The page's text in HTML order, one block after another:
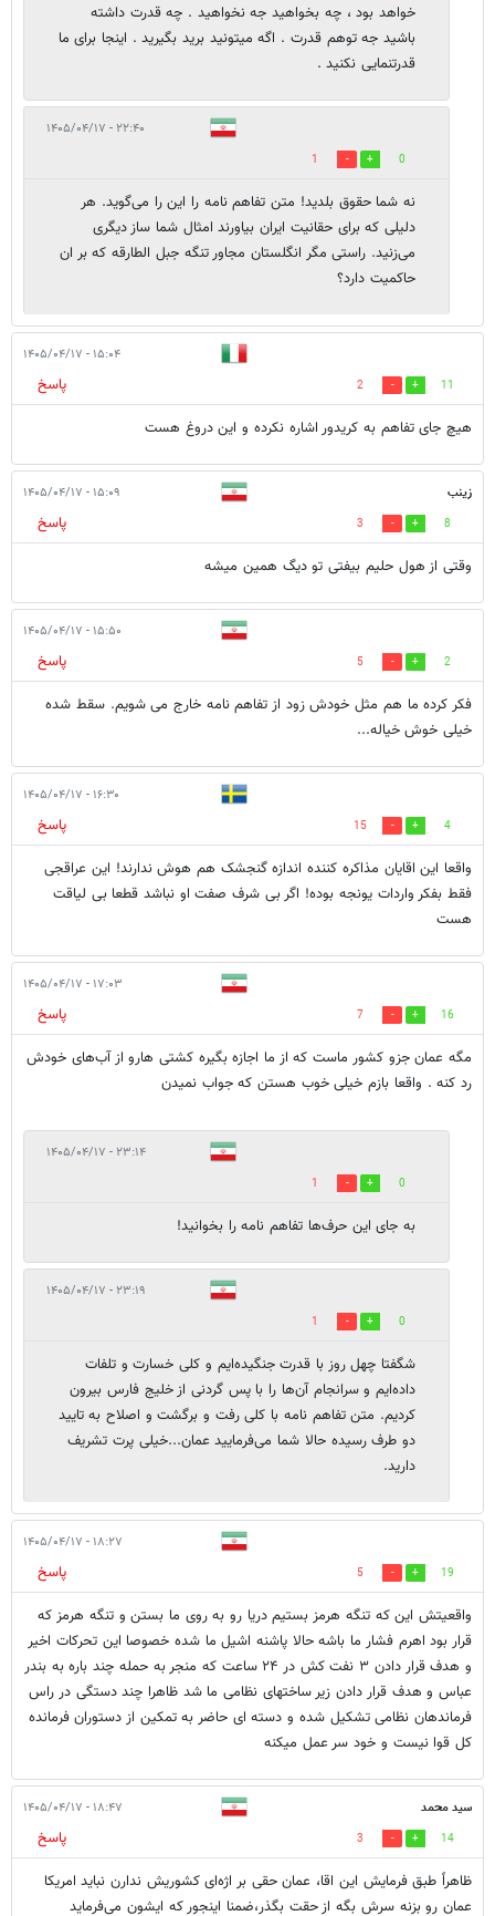
خواهد بود ، چه بخواهید جه نخواهید . چه قدرت داشته
باشید جه توهم قدرت . اگه میتونید برید بگیرید . اینجا برای ما
قدرتنمایی نکنید .
۲۲:۴۰ - ۱۴۰۵/۰۴/۱۷
0
1
نه شما حقوق بلدید! متن تفاهم نامه را این را می‌گوید. هر
دلیلی که برای حقانیت ایران بیاورند امثال شما ساز دیگری
می‌زنید. راستی مگر انگلستان مجاور تنگه جبل الطارقه که بر ان
حاکمیت دارد؟
۱۵:۰۴ - ۱۴۰۵/۰۴/۱۷
11
2
پاسخ
هیچ جای تفاهم به کریدور اشاره نکرده و این دروغ هست
زینب ۱۵:۰۹ - ۱۴۰۵/۰۴/۱۷
8
3
پاسخ
وقتی از هول حلیم بیفتی تو دیگ همین میشه
۱۵:۵۰ - ۱۴۰۵/۰۴/۱۷
2
5
پاسخ
فکر کرده ما هم مثل خودش زود از تفاهم نامه خارج می شویم. سقط شده
خیلی خوش خیاله...
۱۶:۳۰ - ۱۴۰۵/۰۴/۱۷
4
15
پاسخ
واقعا این اقایان مذاکره کننده اندازه گنجشک هم هوش ندارند! این عراقجی
فقط بفکر واردات یونجه بوده! اگر بی شرف صفت او نباشد قطعا بی لیاقت
هست
۱۷:۰۳ - ۱۴۰۵/۰۴/۱۷
16
7
پاسخ
مگه عمان جزو کشور ماست که از ما اجازه بگیره کشتی هارو از آب‌های خودش
رد کنه . واقعا بازم خیلی خوب هستن که جواب نمیدن
۲۳:۱۴ - ۱۴۰۵/۰۴/۱۷
0
1
به جای این حرف‌ها تفاهم نامه را بخوانید!
۲۳:۱۹ - ۱۴۰۵/۰۴/۱۷
0
1
شگفتا چهل روز با قدرت جنگید‌ه‌ایم و کلی خسارت و تلفات
داده‌ایم و سرانجام آن‌ها را با پس گردنی از خلیج فارس بیرون
کردیم. متن تفاهم نامه با کلی رفت و برگشت و اصلاح به تایید
دو طرف رسیده حالا شما می‌فرمایید عمان...خیلی پرت تشریف
دارید.
۱۸:۲۷ - ۱۴۰۵/۰۴/۱۷
19
5
پاسخ
واقعیتش این که تنگه هرمز بستیم دریا رو به روی ما بستن و تنگه هرمز که
قرار بود اهرم فشار ما باشه حالا پاشنه اشیل ما شده خصوصا این تحرکات اخیر
و هدف قرار دادن ۳ نفت کش در ۲۴ ساعت که منجر به حمله چند باره به بندر
عباس و هدف قرار دادن زیر ساختهای نظامی ما شد ظاهرا چند دستگی در راس
فرماندهان نظامی تشکیل شده و دسته ای حاضر به تمکین از دستوران فرمانده
کل قوا نیست و خود سر عمل میکنه
سید محمد ۱۸:۴۷ - ۱۴۰۵/۰۴/۱۷
14
3
پاسخ
ظاهراً طبق فرمایش این اقا، عمان حقی بر اژه‌ای کشوریش ندارن نباید امریکا
عمان رو بزنه سرش بگه از حقت بگذر،ضمنا اینجور که ایشون می‌فرماید